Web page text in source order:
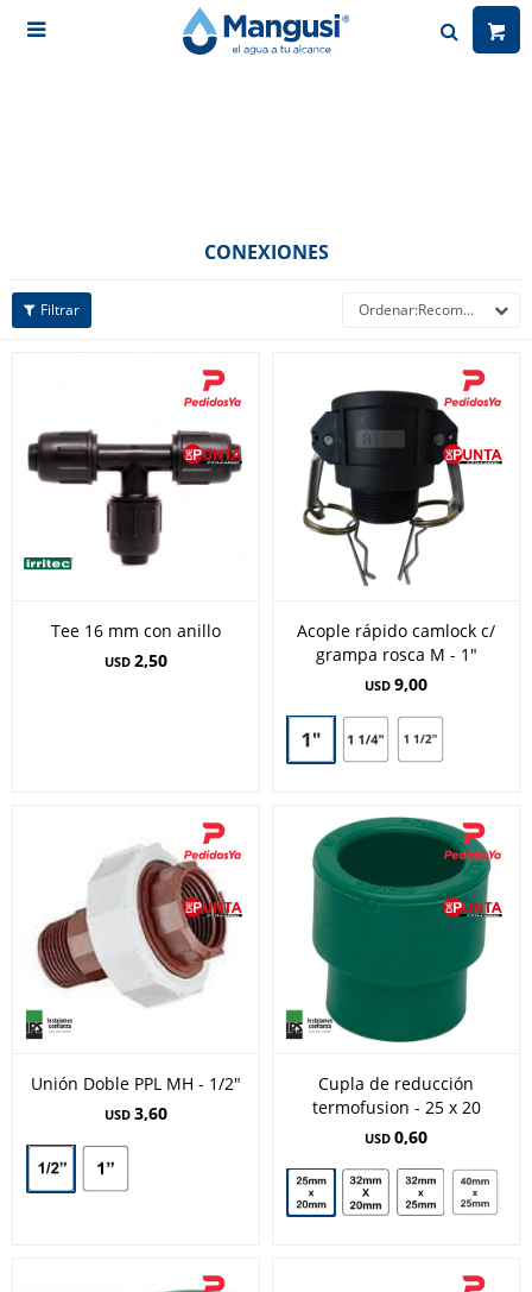

CONEXIONES
Recomendados
Tee 16 mm con anillo
USD 2,50
Acople rápido camlock c/
grampa rosca M - 1"
USD 9,00
Unión Doble PPL MH - 1/2"
USD 3,60
Cupla de reducción
termofusion - 25 x 20
USD 0,60